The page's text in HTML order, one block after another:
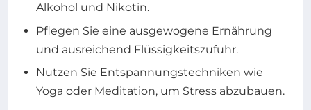
Alkohol und Nikotin.
Pflegen Sie eine ausgewogene Ernährung
und ausreichend Flüssigkeitszufuhr.
Nutzen Sie Entspannungstechniken wie
Yoga oder Meditation, um Stress abzubauen.